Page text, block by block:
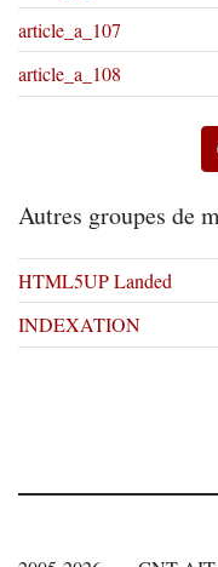
article_a_107
article_a_108
Autres groupes de
HTML5UP Landed
INDEXATION